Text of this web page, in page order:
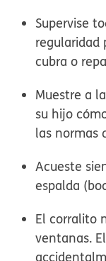
Supervise
regularidad
cubra o
Muestre a
su hijo
las normas
Acueste
espalda
El corralito
ventanas.